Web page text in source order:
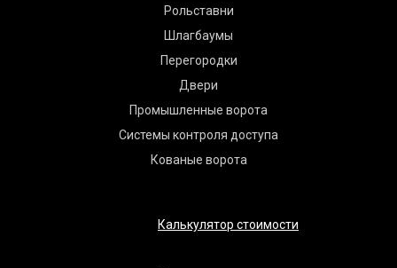
Рольставни
Шлагбаумы
Перегородки
Двери
Промышленные ворота
Системы контроля доступа
Кованые ворота
Калькулятор стоимости